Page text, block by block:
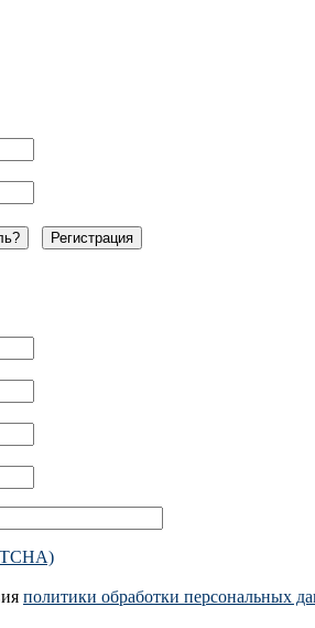
Регистрация
политики обработки персональных